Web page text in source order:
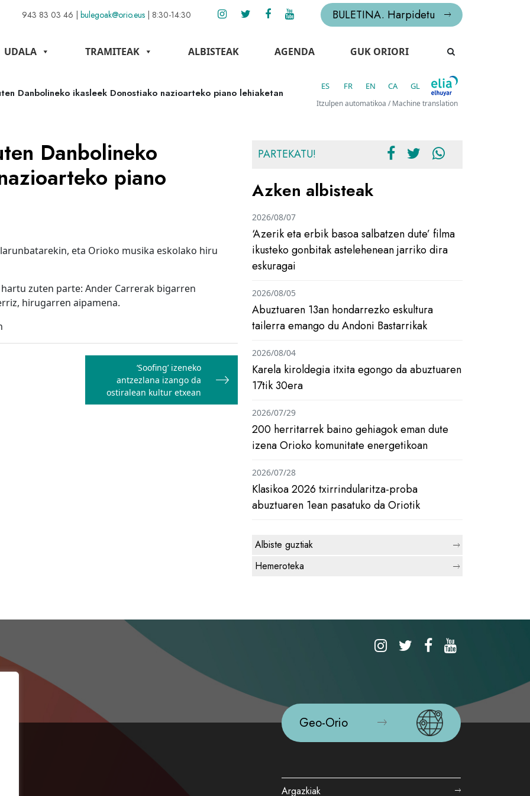
943 83 03 46 | bulegoak@orio.eus | 8:30-14:30 BULETINA. Harpidetu
UDALA TRAMITEAK ALBISTEAK AGENDA GUK ORIORI
Danbolineko ikasleek Donostiako nazioarteko piano lehiaketan
ES FR EN CA GL
Itzulpen automatikoa / Machine translation
Danbolineko
piano
eta Orioko musika eskolako hiru
zuten parte: Ander Carrerak bigarren
hirugarren aipamena.
‘Soofing’ izeneko
antzezlana izango da
ostiralean kultur etxean
PARTEKATU!
Azken albisteak
‘Azerik eta erbik basoa salbatzen dute’ filma
ikusteko gonbitak astelehenean jarriko dira
eskuragai
2026/08/07
Abuztuaren 13an hondarrezko eskultura
tailerra emango du Andoni Bastarrikak
2026/08/05
Karela kiroldegia itxita egongo da abuztuaren
17tik 30era
2026/08/04
200 herritarrek baino gehiagok eman dute
izena Orioko komunitate energetikoan
2026/07/29
Klasikoa 2026 txirrindularitza-proba
abuztuaren 1ean pasatuko da Oriotik
2026/07/28
Albiste guztiak
Hemeroteka
Geo-Orio
Argazkiak